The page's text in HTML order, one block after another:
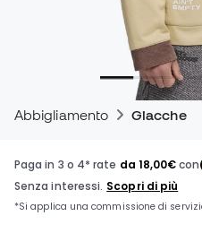
Abbigliamento Giacche